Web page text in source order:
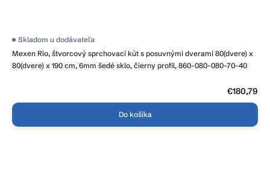
Mexen Rio, štvorcový sprchovací kút s posuvnými dverami 80(dvere) x
80(dvere) x 190 cm, 6mm šedé sklo, čierny profil, 860-080-080-70-40
Skladom u dodávateľa
€180,79
Do košíka